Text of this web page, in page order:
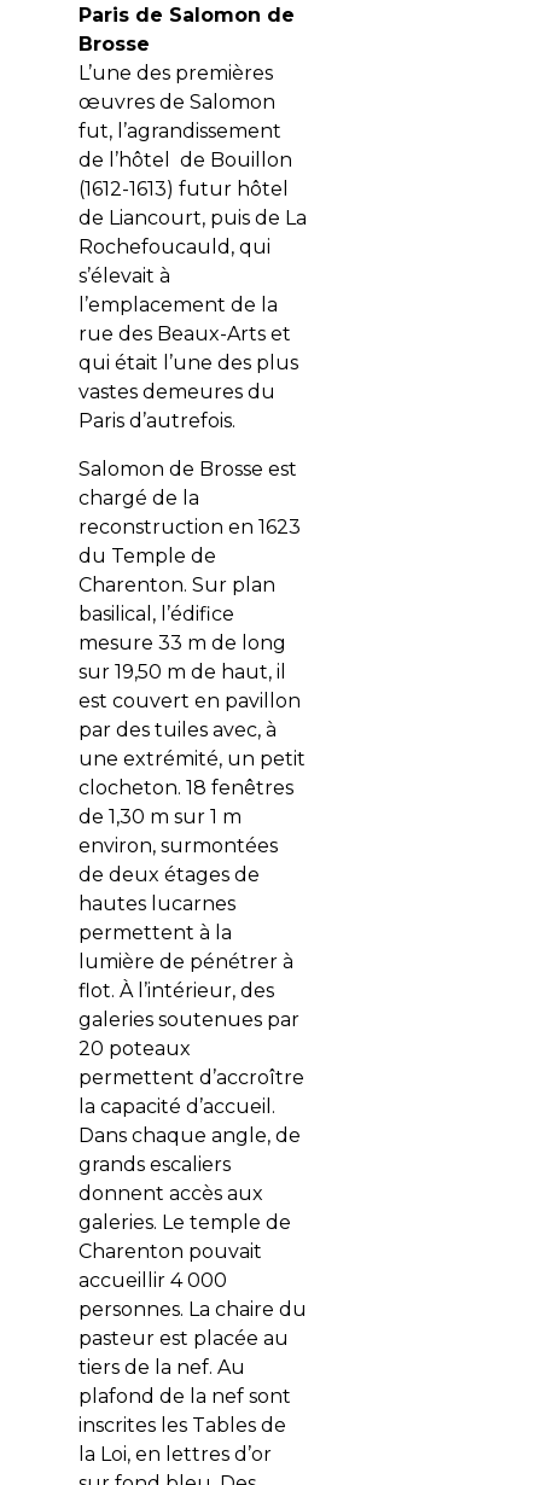
Paris de Salomon de
Brosse
L’une des premières
œuvres de Salomon
fut, l’agrandissement
de l’hôtel de Bouillon
(1612-1613) futur hôtel
de Liancourt, puis de La
Rochefoucauld, qui
s’élevait à
l’emplacement de la
rue des Beaux-Arts et
qui était l’une des plus
vastes demeures du
Paris d’autrefois.
Salomon de Brosse est
chargé de la
reconstruction en 1623
du Temple de
Charenton. Sur plan
basilical, l’édifice
mesure 33 m de long
sur 19,50 m de haut, il
est couvert en pavillon
par des tuiles avec, à
une extrémité, un petit
clocheton. 18 fenêtres
de 1,30 m sur 1 m
environ, surmontées
de deux étages de
hautes lucarnes
permettent à la
lumière de pénétrer à
flot. À l’intérieur, des
galeries soutenues par
20 poteaux
permettent d’accroître
la capacité d’accueil.
Dans chaque angle, de
grands escaliers
donnent accès aux
galeries. Le temple de
Charenton pouvait
accueillir 4 000
personnes. La chaire du
pasteur est placée au
tiers de la nef. Au
plafond de la nef sont
inscrites les Tables de
la Loi, en lettres d’or